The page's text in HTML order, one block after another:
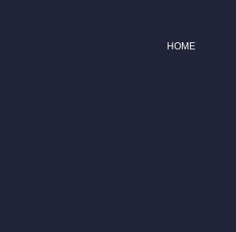
HOME